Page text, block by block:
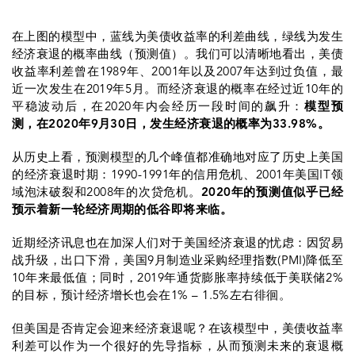
在上图的模型中，蓝线为美债收益率的利差曲线，绿线为发生
经济衰退的概率曲线（预测值）。我们可以清晰地看出，美债
收益率利差曾在1989年、2001年以及2007年达到过负值，最
近一次发生在2019年5月。而经济衰退的概率在经过近10年的
平稳波动后，在2020年内会经历一段时间的飙升：模型预
测，在2020年9月30日，发生经济衰退的概率为33.98%。
从历史上看，预测模型的几个峰值都准确地对应了历史上美国
的经济衰退时期：1990-1991年的信用危机、2001年美国IT领
域泡沫破裂和2008年的次贷危机。 2020年的预测值似乎已经
预示着新一轮经济周期的低谷即将来临。
近期经济讯息也在加深人们对于美国经济衰退的忧虑：因贸易
战升级，出口下滑，美国9月制造业采购经理指数(PMI)降低至
10年来最低值；同时，2019年通货膨胀率持续低于美联储2%
的目标，预计经济增长也会在1% – 1.5%左右徘徊。
但美国是否肯定会迎来经济衰退呢？在该模型中，美债收益率
利差可以作为一个很好的先导指标，从而预测未来的衰退概